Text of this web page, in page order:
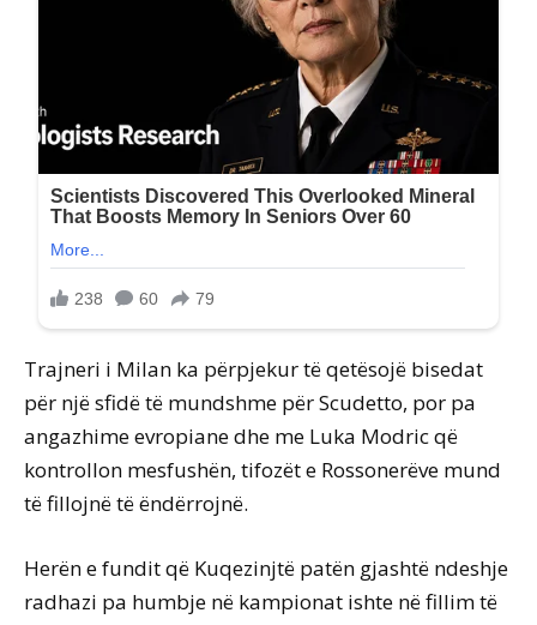
Trajneri i Milan ka përpjekur të qetësojë bisedat
për një sfidë të mundshme për Scudetto, por pa
angazhime evropiane dhe me Luka Modric që
kontrollon mesfushën, tifozët e Rossonerëve mund
të fillojnë të ëndërrojnë.
Herën e fundit që Kuqezinjtë patën gjashtë ndeshje
radhazi pa humbje në kampionat ishte në fillim të